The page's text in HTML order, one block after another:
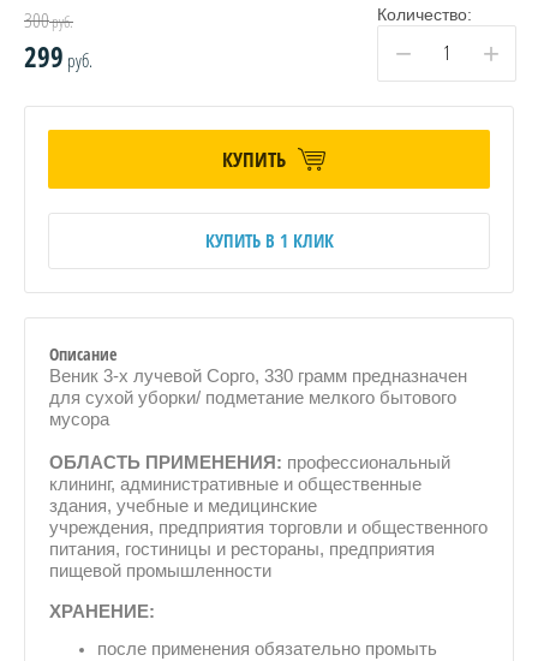
300руб.
299 руб.
Количество:
− +
КУПИТЬ
КУПИТЬ В 1 КЛИК
Описание
Веник 3-х лучевой Сорго, 330 грамм предназначен
для сухой уборки/ подметание мелкого бытового
мусора
ОБЛАСТЬ ПРИМЕНЕНИЯ: профессиональный
клининг, административные и общественные
здания, учебные и медицинские
учреждения, предприятия торговли и общественного
питания, гостиницы и рестораны, предприятия
пищевой промышленности
ХРАНЕНИЕ:
после применения обязательно промыть